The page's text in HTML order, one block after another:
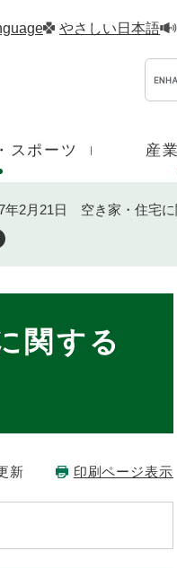
やさしい日本語
スポーツ 産
年2月21日 空き家・住宅に
関する
新 印刷ページ表示